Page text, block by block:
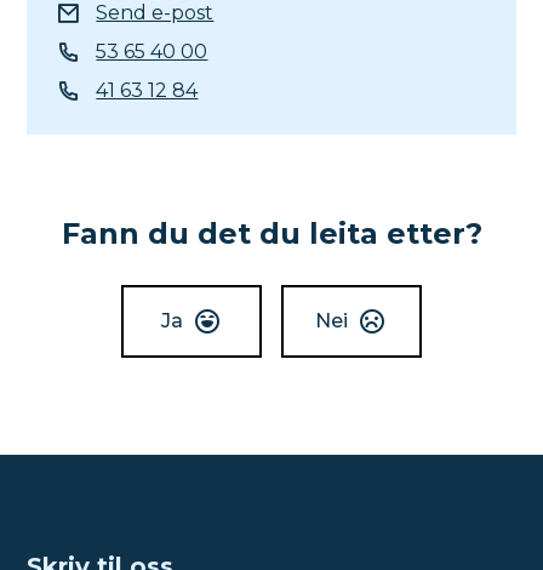
E-postSend e-post
Telefon53 65 40 00
Mobil41 63 12 84
Fann du det du leita etter?
Ja Nei